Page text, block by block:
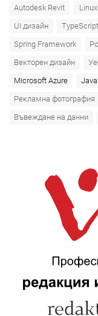
Autodesk Revit
Linux
UI дизайн
TypeScript
Spring Framework
Векторен дизайн
Microsoft Azure‎
Рекламна фотография
Въвеждане на данни